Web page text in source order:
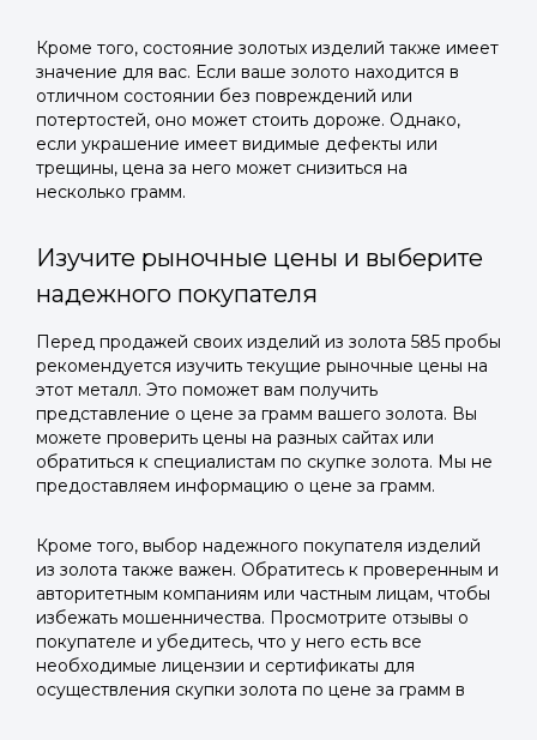
Кроме того, состояние золотых изделий также имеет
значение для вас. Если ваше золото находится в
отличном состоянии без повреждений или
потертостей, оно может стоить дороже. Однако,
если украшение имеет видимые дефекты или
трещины, цена за него может снизиться на
несколько грамм.
Изучите рыночные цены и выберите
надежного покупателя
Перед продажей своих изделий из золота 585 пробы
рекомендуется изучить текущие рыночные цены на
этот металл. Это поможет вам получить
представление о цене за грамм вашего золота. Вы
можете проверить цены на разных сайтах или
обратиться к специалистам по скупке золота. Мы не
предоставляем информацию о цене за грамм.
Кроме того, выбор надежного покупателя изделий
из золота также важен. Обратитесь к проверенным и
авторитетным компаниям или частным лицам, чтобы
избежать мошенничества. Просмотрите отзывы о
покупателе и убедитесь, что у него есть все
необходимые лицензии и сертификаты для
осуществления скупки золота по цене за грамм в